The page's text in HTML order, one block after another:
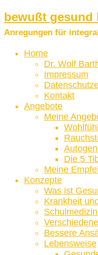
bewußt gesund
Anregungen für
Home
Dr. Wolf
Impressum
Kontakt
Angebote
Meine
Die 5
Meine
Konzepte
Was ist
Krankheit
Bessere
Lebensweise